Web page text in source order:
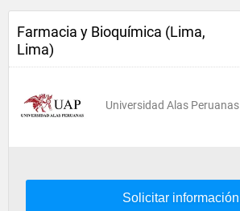
Farmacia y Bioquímica (Lima,
Lima)
Universidad Alas Peruanas
Solicitar información